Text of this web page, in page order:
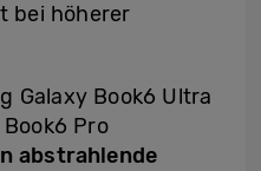
bei höherer
Galaxy Book6 Ultra
Pro
abstrahlende